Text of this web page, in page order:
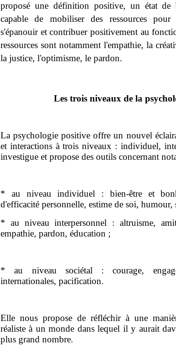
proposé une définition positive, un état
capable de mobiliser des ressources pour
s'épanouir et contribuer positivement au
ressources sont notamment l'empathie, la
la justice, l'optimisme, le pardon.
Les trois niveaux de la
La psychologie positive offre un nouvel
et interactions à trois niveaux : individuel,
investigue et propose des outils concernant
* au niveau individuel : bien-être et
d'efficacité personnelle, estime de soi,
* au niveau interpersonnel : altruisme,
empathie, pardon, éducation ;
* au niveau sociétal : courage,
internationales, pacification.
Elle nous propose de réfléchir à une
réaliste à un monde dans lequel il y aurait
plus grand nombre.